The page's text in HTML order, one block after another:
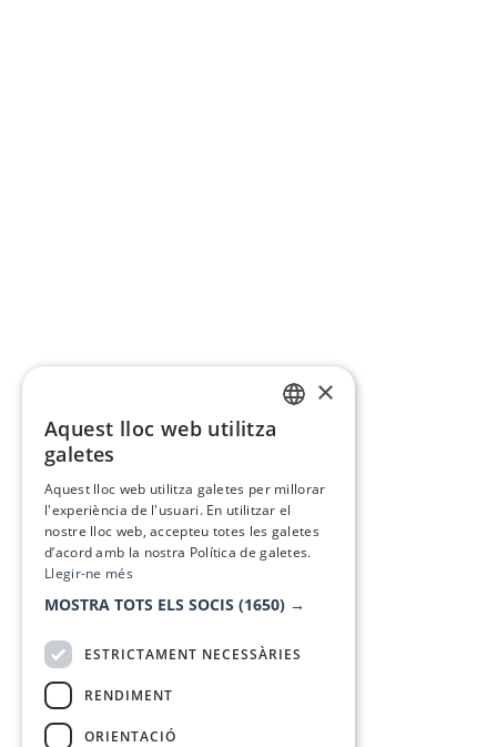
×
Aquest lloc web utilitza
galetes
Aquest lloc web utilitza galetes per millorar
l'experiència de l'usuari. En utilitzar el
nostre lloc web, accepteu totes les galetes
d’acord amb la nostra Política de galetes.
Llegir-ne més
MOSTRA TOTS ELS SOCIS (1650) →
ESTRICTAMENT NECESSÀRIES
RENDIMENT
ORIENTACIÓ